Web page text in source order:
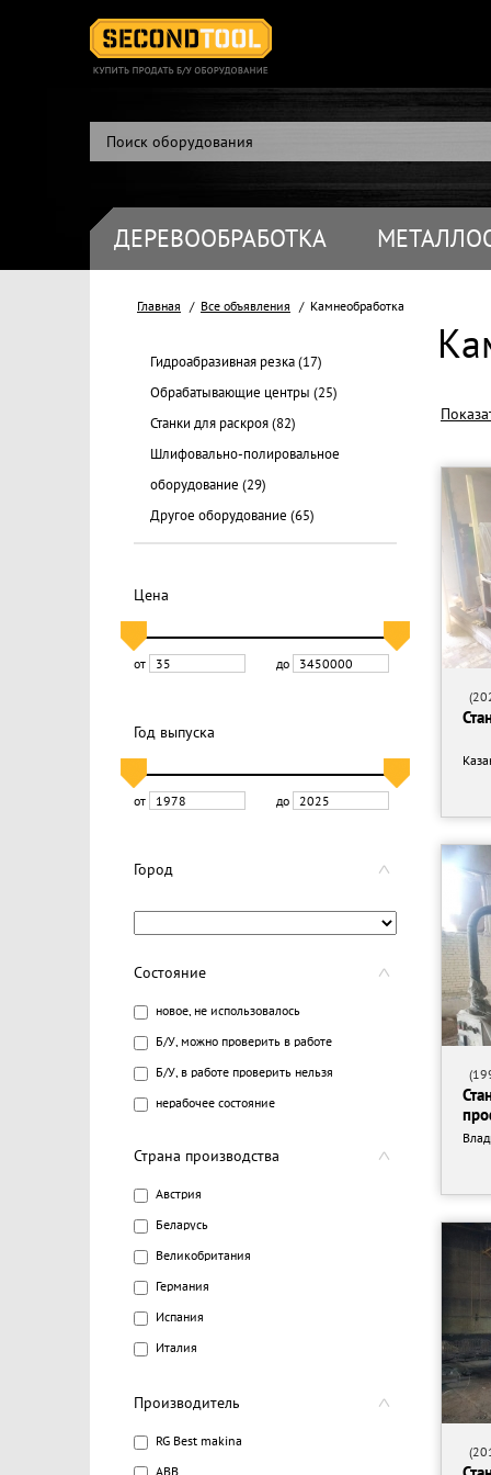
ДЕРЕВООБРАБОТКА
Главная Все объявления Камнеобработка
Гидроабразивная резка(17)
Обрабатывающие центры (25)
Станки для раскроя(82)
Шлифовально-полировальное
оборудование (29)
Другое оборудование (65)
Цена
от до
Год выпуска
от до
Город
Состояние
новое, не использовалось
Б/У, можно проверить в работе
Б/У, в работе проверить нельзя
нерабочее состояние
Страна производства
Австрия
Беларусь
Великобритания
Германия
Испания
Италия
Корея
Польша
Россия
Производитель
RG Best makina
ABB